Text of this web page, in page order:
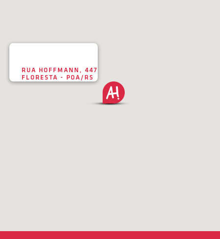
RUA HOFFMANN, 447
FLORESTA - POA/RS